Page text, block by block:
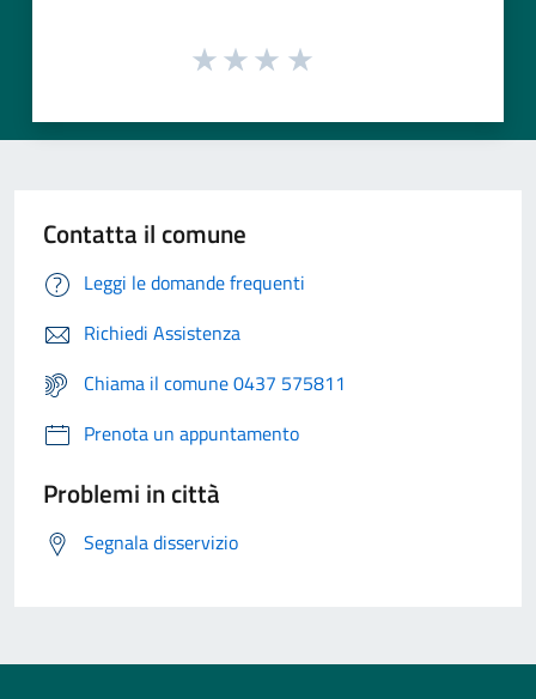
Contatta il comune
Leggi le domande frequenti
Richiedi Assistenza
Chiama il comune 0437 575811
Prenota un appuntamento
Problemi in città
Segnala disservizio